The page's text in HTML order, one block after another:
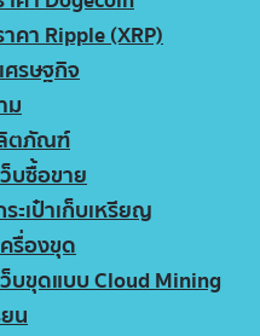
คา Ripple (XRP)
รษฐกิจ
ม
ตภัณฑ์
บซื้อขาย
ะเป๋าเก็บเหรียญ
รื่องขุด
บขุดแบบ Cloud Mining
น